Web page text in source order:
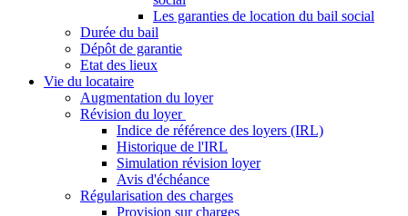
Les garanties de location du bail social
Durée du bail
Dépôt de garantie
Etat des lieux
Vie du locataire
Augmentation du loyer
Révision du loyer
Indice de référence des loyers (IRL)
Historique de l'IRL
Simulation révision loyer
Avis d'échéance
Régularisation des charges
Provision sur charges